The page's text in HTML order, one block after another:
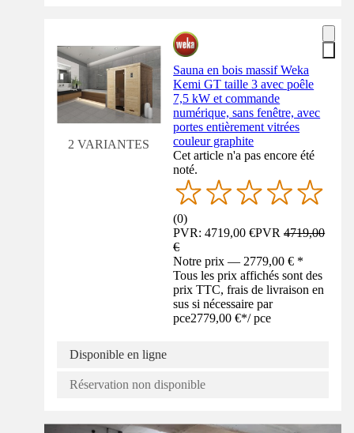
2 VARIANTES
Sauna en bois massif Weka
Kemi GT taille 3 avec poêle
7,5 kW et commande
numérique, sans fenêtre, avec
portes entièrement vitrées
couleur graphite
Cet article n'a pas encore été
noté.
(0)
PVR: 4719,00 €PVR4719,00
€
Notre prix — 2779,00 € *
Tous les prix affichés sont des
prix TTC, frais de livraison en
sus si nécessaire par
pce2779,00 €*/ pce
Disponible en ligne
Réservation non disponible